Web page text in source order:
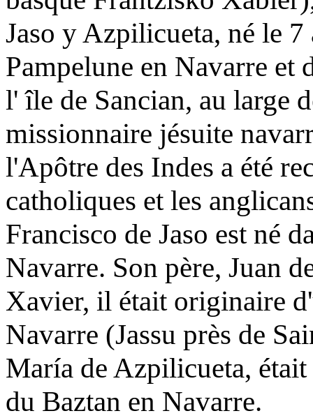
Jaso y Azpilicueta, né le
Pampelune en Navarre et
l' île de Sancian, au large
missionnaire jésuite
l'Apôtre des Indes a été
catholiques et les
Francisco de Jaso est né
Navarre. Son père, Juan
Xavier, il était originaire
Navarre (Jassu près de
María de Azpilicueta,
du Baztan en Navarre.